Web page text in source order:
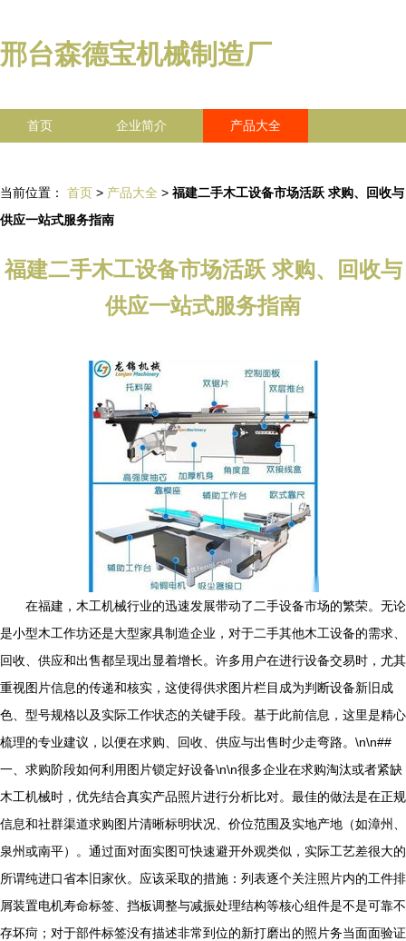
邢台森德宝机械制造厂
首页 企业简介 产品大全
当前位置： 首页 > 产品大全 > 福建二手木工设备市场活跃 求购、回收与
供应一站式服务指南
福建二手木工设备市场活跃 求购、回收与
供应一站式服务指南
在福建，木工机械行业的迅速发展带动了二手设备市场的繁荣。无论
是小型木工作坊还是大型家具制造企业，对于二手其他木工设备的需求、
回收、供应和出售都呈现出显着增长。许多用户在进行设备交易时，尤其
重视图片信息的传递和核实，这使得供求图片栏目成为判断设备新旧成
色、型号规格以及实际工作状态的关键手段。基于此前信息，这里是精心
梳理的专业建议，以便在求购、回收、供应与出售时少走弯路。\n\n##
一、求购阶段如何利用图片锁定好设备\n\n很多企业在求购淘汰或者紧缺
木工机械时，优先结合真实产品照片进行分析比对。最佳的做法是在正规
信息和社群渠道求购图片清晰标明状况、价位范围及实地产地（如漳州、
泉州或南平）。通过面对面实图可快速避开外观类似，实际工艺差很大的
所谓纯进口省本旧家伙。应该采取的措施：列表逐个关注照片内的工件排
屑装置电机寿命标签、挡板调整与减振处理结构等核心组件是不是可靠不
存坏疴；对于部件标签没有描述非常到位的新打磨出的照片务当面面验证